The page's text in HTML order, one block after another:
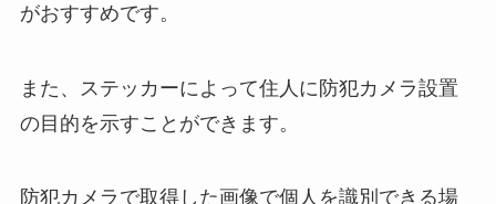
がおすすめです。
また、ステッカーによって住人に防犯カメラ設置
の目的を示すことができます。
防犯カメラで取得した画像で個人を識別できる場